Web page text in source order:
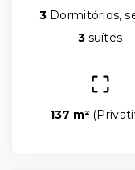
3 Dormitórios,
3suítes
137 m² (